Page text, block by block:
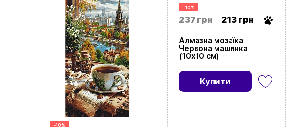
-10%
-10%
237 грн 213 грн
Алмазна мозаїка
Червона машинка
(10х10 см)
Купити